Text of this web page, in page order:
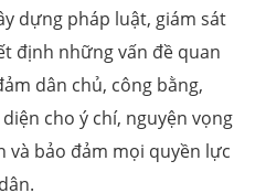
dựng pháp luật, giám sát
định những vấn đề quan
dân chủ, công bằng,
cho ý chí, nguyện vọng
và bảo đảm mọi quyền lực